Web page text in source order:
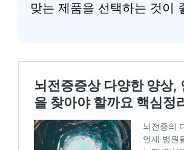
맞는 제품을 선택하는 것이